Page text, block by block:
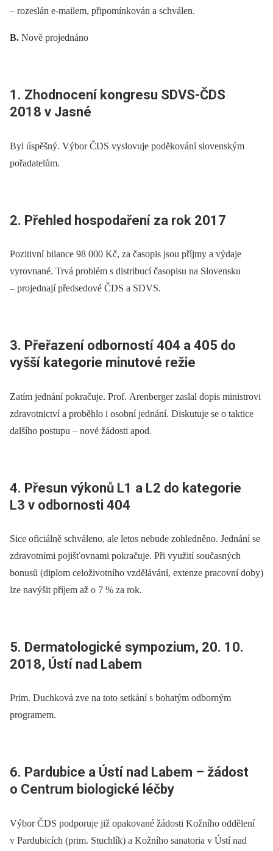
–⁠ rozeslán e-mailem, připomínkován a schválen.
B. Nově projednáno
1. Zhodnocení kongresu SDVS-ČDS
2018 v Jasné
Byl úspěšný. Výbor ČDS vyslovuje poděkování slovenským
pořadatelům.
2. Přehled hospodaření za rok 2017
Pozitivní bilance 98 000 Kč, za časopis jsou příjmy a výdaje
vyrovnané. Trvá problém s distribucí časopisu na Slovensku
–⁠ projednají předsedové ČDS a SDVS.
3. Přeřazení odborností 404 a 405 do
vyšší kategorie minutové režie
Zatím jednání pokračuje. Prof. Arenberger zaslal dopis ministrovi
zdravotnictví a proběhlo i osobní jednání. Diskutuje se o taktice
dalšího postupu –⁠ nové žádosti apod.
4. Přesun výkonů L1 a L2 do kategorie
L3 v odbornosti 404
Sice oficiálně schváleno, ale letos nebude zohledněno. Jednání se
zdravotními pojišťovnami pokračuje. Při využití současných
bonusů (diplom celoživotního vzdělávání, extenze pracovní doby)
lze navýšit příjem až o 7 % za rok.
5. Dermatologické sympozium, 20. 10.
2018, Ústí nad Labem
Prim. Duchková zve na toto setkání s bohatým odborným
programem.
6. Pardubice a Ústí nad Labem –⁠ žádost
o Centrum biologické léčby
Výbor ČDS podporuje již opakované žádosti Kožního oddělení
v Pardubicích (prim. Stuchlík) a Kožního sanatoria v Ústí nad